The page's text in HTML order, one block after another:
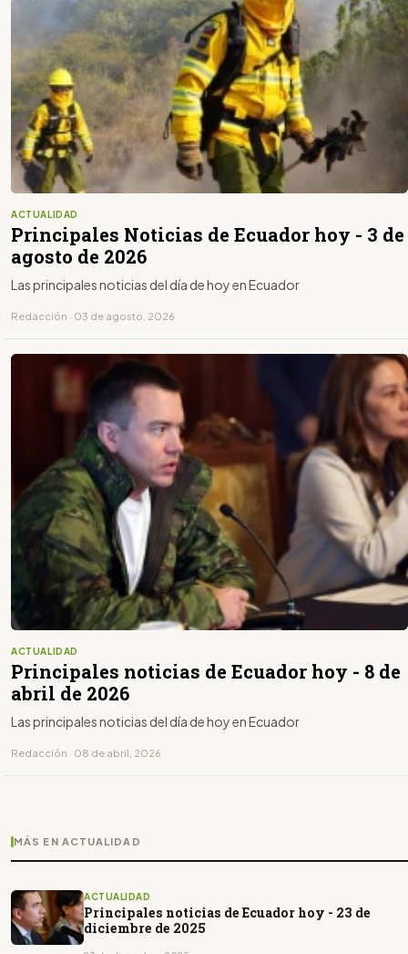
ACTUALIDAD
Principales Noticias de Ecuador hoy - 3 de
agosto de 2026
Las principales noticias del día de hoy en Ecuador
Redacción · 03 de agosto, 2026
ACTUALIDAD
Principales noticias de Ecuador hoy - 8 de
abril de 2026
Las principales noticias del día de hoy en Ecuador
Redacción · 08 de abril, 2026
MÁS EN ACTUALIDAD
ACTUALIDAD
Principales noticias de Ecuador hoy - 23 de
diciembre de 2025